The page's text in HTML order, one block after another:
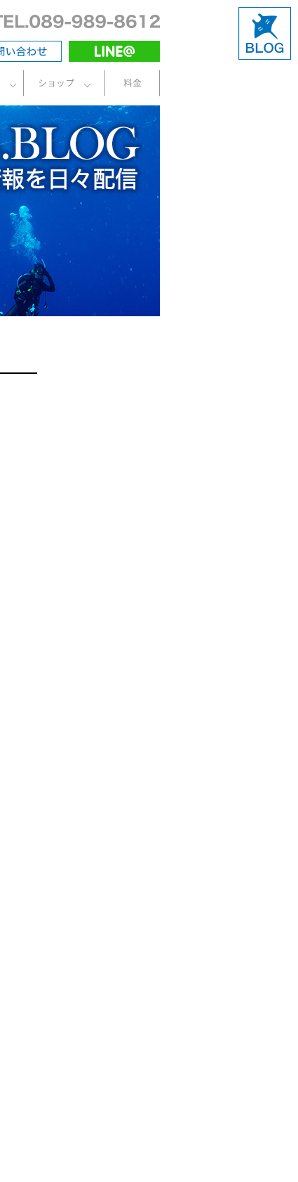
ショップ 料金